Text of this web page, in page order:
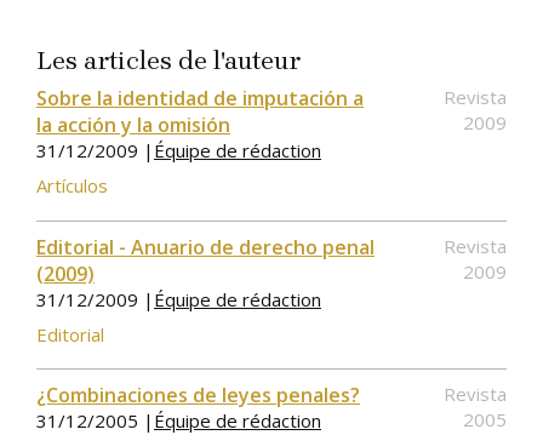
Les articles de l'auteur
Sobre la identidad de imputación a
la acción y la omisión
31/12/2009 | Équipe de rédaction
Artículos
Revista
2009
Editorial - Anuario de derecho penal
(2009)
31/12/2009 | Équipe de rédaction
Editorial
Revista
2009
¿Combinaciones de leyes penales?
31/12/2005 | Équipe de rédaction
Revista
2005